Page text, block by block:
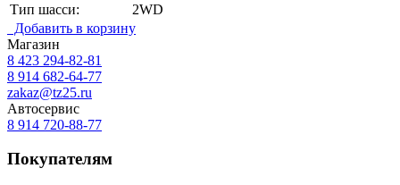
Тип шасси:
2WD
Добавить в корзину
Магазин
8 423 294-82-81
8 914 682-64-77
zakaz@tz25.ru
Автосервис
8 914 720-88-77
Покупателям